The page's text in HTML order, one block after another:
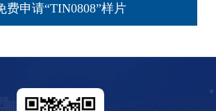
费申请“TIN0808”样片